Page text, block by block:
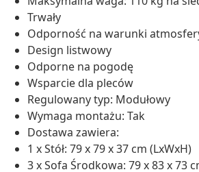
Trwały
Odporność na warunki
Design listwowy
Odporne na pogodę
Wsparcie dla pleców
Regulowany typ: Modułowy
Wymaga montażu: Tak
Dostawa zawiera:
1 x Stół: 79 x 79 x 37 cm (LxWxH)
3 x Sofa Środkowa: 79 x 83 x 73